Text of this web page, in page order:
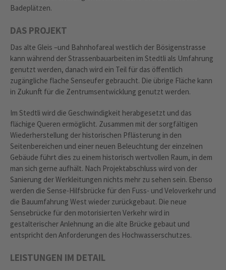
Badeplätzen.
DAS PROJEKT
Das alte Gleis –und Bahnhofareal westlich der Bösigenstrasse
kann während der Strassenbauarbeiten im Stedtli als Umfahrung
genutzt werden, danach wird ein Teil für das öffentlich
zugängliche flache Senseufer gebraucht. Die übrige Fläche kann
in Zukunft für die Zentrumsentwicklung genutzt werden.
Im Stedtli wird die Geschwindigkeit herabgesetzt und das
flächige Queren ermöglicht. Zusammen mit der sorgfältigen
Wiederherstellung der historischen Pflästerung in den
Seitenbereichen und einer neuen Beleuchtung der einzelnen
Gebäude führt dies zu einem historisch wertvollen Raum, in dem
man sich gerne aufhält. Nach Projektabschluss wird von der
Sanierung der Werkleitungen nichts mehr zu sehen sein. Ebenso
werden die Sense-Hilfsbrücke für den Fuss- und Veloverkehr und
die Bauumfahrung West wieder zurückgebaut. Die neue
Sensebrücke für den motorisierten Verkehr wird in
gestalterischer Anlehnung an die alte Brücke gebaut und
entspricht den Anforderungen des Hochwasserschutzes.
LEISTUNGEN IM DETAIL